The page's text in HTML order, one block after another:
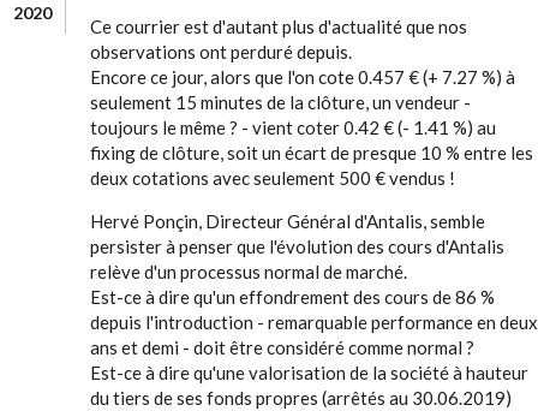
2020
Ce courrier est d'autant plus d'actualité que nos
observations ont perduré depuis.
Encore ce jour, alors que l'on cote 0.457 € (+ 7.27 %) à
seulement 15 minutes de la clôture, un vendeur -
toujours le même ? - vient coter 0.42 € (- 1.41 %) au
fixing de clôture, soit un écart de presque 10 % entre les
deux cotations avec seulement 500 € vendus !
Hervé Ponçin, Directeur Général d'Antalis, semble
persister à penser que l'évolution des cours d'Antalis
relève d'un processus normal de marché.
Est-ce à dire qu'un effondrement des cours de 86 %
depuis l'introduction - remarquable performance en deux
ans et demi - doit être considéré comme normal ?
Est-ce à dire qu'une valorisation de la société à hauteur
du tiers de ses fonds propres (arrêtés au 30.06.2019)